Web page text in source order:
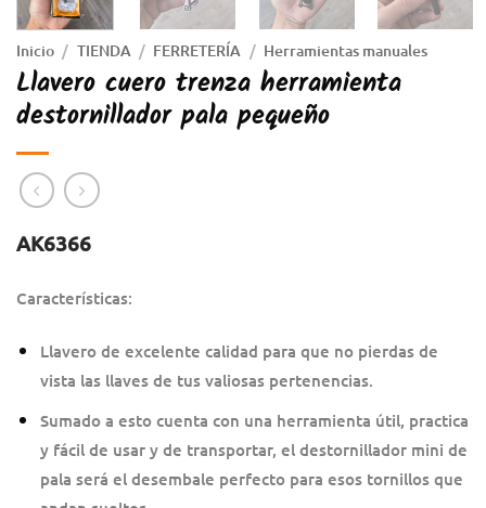
Inicio / TIENDA / FERRETERÍA / Herramientas manuales
Llavero cuero trenza herramienta
destornillador pala pequeño
AK6366
Características:
Llavero de excelente calidad para que no pierdas de
vista las llaves de tus valiosas pertenencias.
Sumado a esto cuenta con una herramienta útil, practica
y fácil de usar y de transportar, el destornillador mini de
pala será el desembale perfecto para esos tornillos que